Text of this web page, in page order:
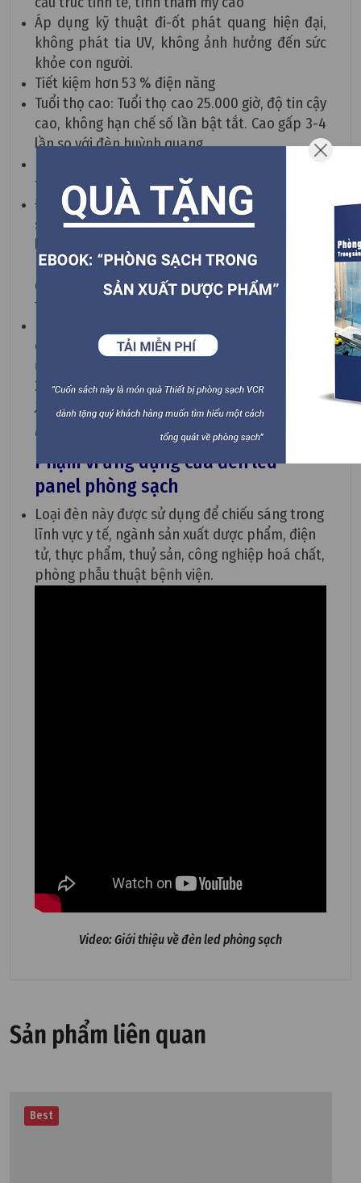
Áp dụng kỹ thuật đi-ốt phát quang hiện đại,
không phát tia UV, không ảnh hưởng đến sức
khỏe con người.
Tiết kiệm hơn 53 % điện năng
Tuổi thọ cao: Tuổi thọ cao 25.000 giờ, độ tin cậy
cao, không hạn chế số lần bật tắt. Cao gấp 3-4
lần so với đèn huỳnh quang
từ trường EMC/EMI
Đèn LED có dải điện áp rộng (85V - 265V) ánh
sáng và công suất không thay đổi khi điện áp
lưới thay đổi.
không gây ra hiện tượng nhiễu cho sản phẩm
điện tử và không bị ảnh hưởng nhiễu của các
thiết bị điện tử khác
cao giúp ánh sáng trung thực tự nhiên.
ứng tiêu chuẩn chiếu sáng
2008
Xem thêm:Đèn led panel khác gì so với đèn
led thông thường
Phạm vi ứng dụng của đèn led
panel phòng sạch
Loại đèn này được sử dụng để chiếu sáng trong
lĩnh vực y tế, ngành sản xuất dược phẩm, điện
tử, thực phẩm, thuỷ sản, công nghiệp hoá chất,
phòng phẫu thuật bệnh viện.
Video: Giới thiệu về đèn led phòng sạch
Sản phẩm liên quan
Best